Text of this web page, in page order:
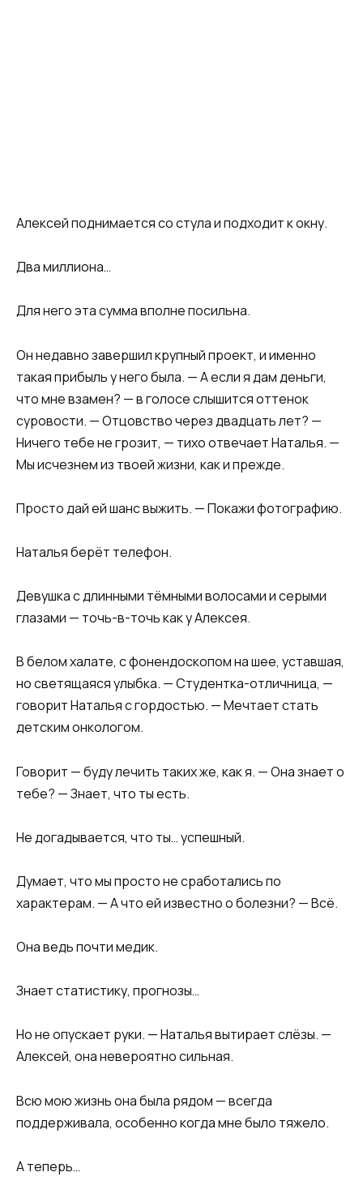
Алексей поднимается со стула и подходит к окну.
Два миллиона…
Для него эта сумма вполне посильна.
Он недавно завершил крупный проект, и именно
такая прибыль у него была. — А если я дам деньги,
что мне взамен? — в голосе слышится оттенок
суровости. — Отцовство через двадцать лет? —
Ничего тебе не грозит, — тихо отвечает Наталья. —
Мы исчезнем из твоей жизни, как и прежде.
Просто дай ей шанс выжить. — Покажи фотографию.
Наталья берёт телефон.
Девушка с длинными тёмными волосами и серыми
глазами — точь-в-точь как у Алексея.
В белом халате, с фонендоскопом на шее, уставшая,
но светящаяся улыбка. — Студентка-отличница, —
говорит Наталья с гордостью. — Мечтает стать
детским онкологом.
Говорит — буду лечить таких же, как я. — Она знает о
тебе? — Знает, что ты есть.
Не догадывается, что ты… успешный.
Думает, что мы просто не сработались по
характерам. — А что ей известно о болезни? — Всё.
Она ведь почти медик.
Знает статистику, прогнозы…
Но не опускает руки. — Наталья вытирает слёзы. —
Алексей, она невероятно сильная.
Всю мою жизнь она была рядом — всегда
поддерживала, особенно когда мне было тяжело.
А теперь…